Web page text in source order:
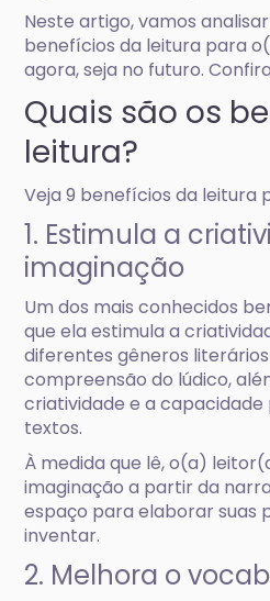
Neste artigo, vamos
benefícios da leitura para
agora, seja no futuro.
Quais são os
leitura?
Veja 9 benefícios da leitura
1. Estimula a
imaginação
Um dos mais conhecidos
que ela estimula a
diferentes gêneros
compreensão do lúdico,
criatividade e a
textos.
À medida que lê, o(a)
imaginação a partir da
espaço para elaborar suas
inventar.
2. Melhora o